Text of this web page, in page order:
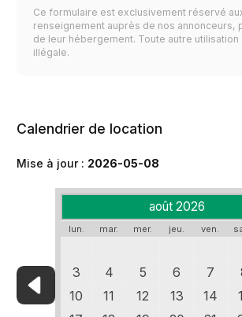
Ce formulaire est exclusivement réservé
renseignement auprès de nos annonceurs,
de leur hébergement. Toute autre
illégale.
Calendrier de location
Mise à jour : 2026-05-08
août 2026
lun. mar. mer. jeu. ven.
3
4 5 6 7
10
11 12 13 14